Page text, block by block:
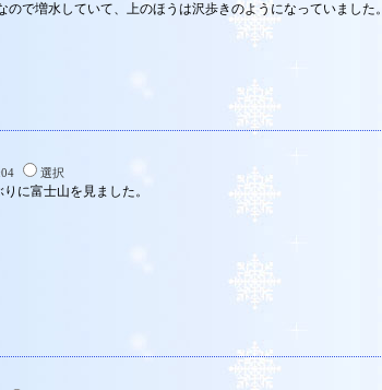
ので増水していて、上のほうは沢歩きのようになっていました。
選択
りに富士山を見ました。